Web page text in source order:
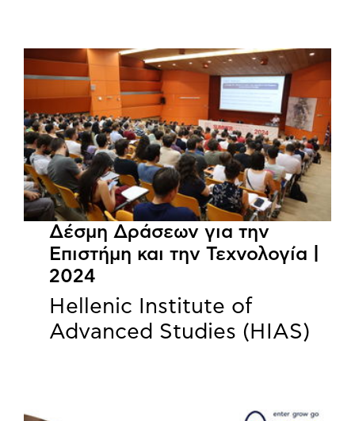
Δέσμη Δράσεων για την
Επιστήμη και την Τεχνολογία |
2024
Hellenic Institute of
Advanced Studies (HIAS)